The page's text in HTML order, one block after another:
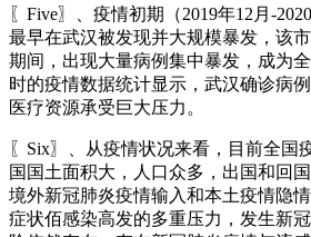
〖Five〗、疫情初期（2019年12月-
最早在武汉被发现并大规模暴发，该
期间，出现大量病例集中暴发，成为
时的疫情数据统计显示，武汉确诊病
医疗资源承受巨大压力。
〖Six〗、从疫情状况来看，目前全国
国国土面积大，人口众多，出国和回
境外新冠肺炎疫情输入和本土疫情隐
症状佰感染高发的多重压力，发生新